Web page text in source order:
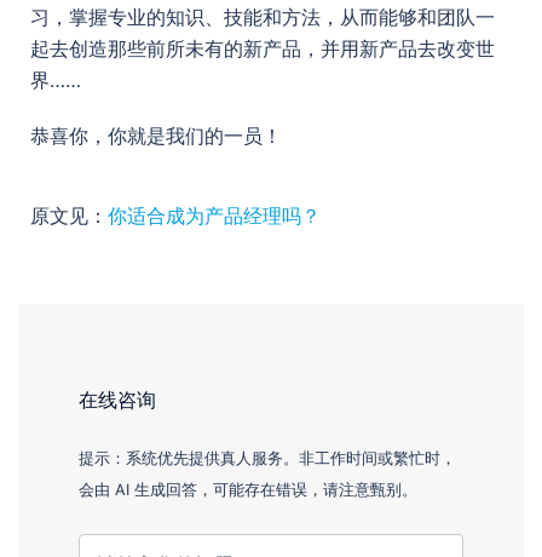
习，掌握专业的知识、技能和方法，从而能够和团队一
起去创造那些前所未有的新产品，并用新产品去改变世
界……
恭喜你，你就是我们的一员！
原文见： 你适合成为产品经理吗？
在线咨询
提示：系统优先提供真人服务。非工作时间或繁忙时，
会由 AI 生成回答，可能存在错误，请注意甄别。